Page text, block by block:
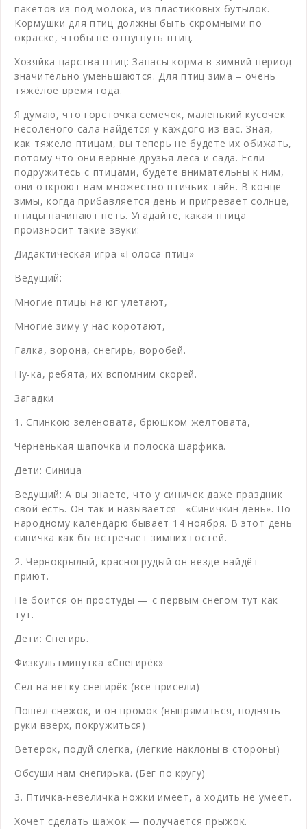
пакетов из-под молока, из пластиковых бутылок.
Кормушки для птиц должны быть скромными по
окраске, чтобы не отпугнуть птиц.
Хозяйка царства птиц: Запасы корма в зимний период
значительно уменьшаются. Для птиц зима – очень
тяжёлое время года.
Я думаю, что горсточка семечек, маленький кусочек
несолёного сала найдётся у каждого из вас. Зная,
как тяжело птицам, вы теперь не будете их обижать,
потому что они верные друзья леса и сада. Если
подружитесь с птицами, будете внимательны к ним,
они откроют вам множество птичьих тайн. В конце
зимы, когда прибавляется день и пригревает солнце,
птицы начинают петь. Угадайте, какая птица
произносит такие звуки:
Дидактическая игра «Голоса птиц»
Ведущий:
Многие птицы на юг улетают,
Многие зиму у нас коротают,
Галка, ворона, снегирь, воробей.
Ну-ка, ребята, их вспомним скорей.
Загадки
1. Спинкою зеленовата, брюшком желтовата,
Чёрненькая шапочка и полоска шарфика.
Дети: Синица
Ведущий: А вы знаете, что у синичек даже праздник
свой есть. Он так и называется –«Синичкин день». По
народному календарю бывает 14 ноября. В этот день
синичка как бы встречает зимних гостей.
2. Чернокрылый, красногрудый он везде найдёт
приют.
Не боится он простуды — с первым снегом тут как
тут.
Дети: Снегирь.
Физкультминутка «Снегирёк»
Сел на ветку снегирёк (все присели)
Пошёл снежок, и он промок (выпрямиться, поднять
руки вверх, покружиться)
Ветерок, подуй слегка, (лёгкие наклоны в стороны)
Обсуши нам снегирька. (Бег по кругу)
3. Птичка-невеличка ножки имеет, а ходить не умеет.
Хочет сделать шажок — получается прыжок.